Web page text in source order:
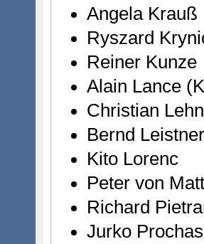
Angela Krauß
Ryszard
Reiner Kunze
Alain Lance
Christian
Bernd Leistner
Kito Lorenc
Peter von
Richard
Jurko